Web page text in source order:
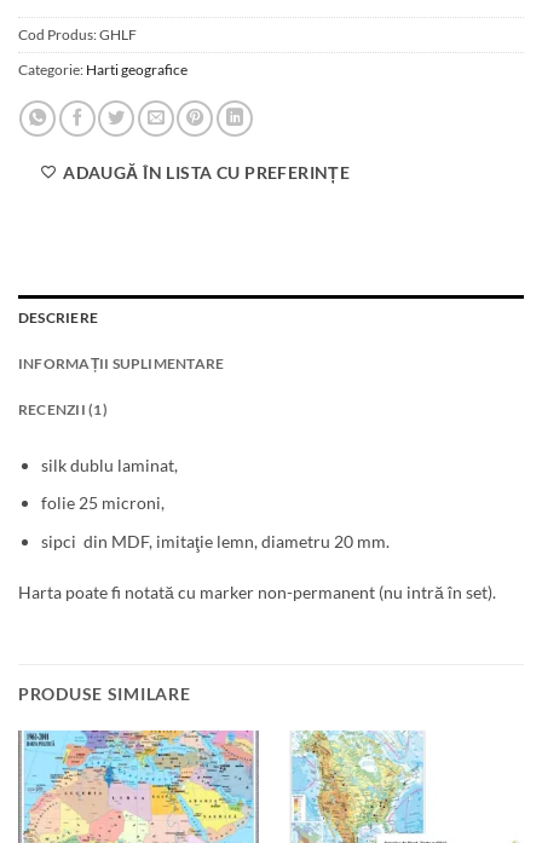
Cod Produs:GHLF
Categorie: Harti geografice
ADAUGĂ ÎN LISTA CU PREFERINȚE
DESCRIERE
INFORMAȚII SUPLIMENTARE
RECENZII (1)
silk dublu laminat,
folie 25 microni,
sipci din MDF, imitaţie lemn, diametru 20 mm.
Harta poate fi notată cu marker non-permanent (nu intră în set).
PRODUSE SIMILARE